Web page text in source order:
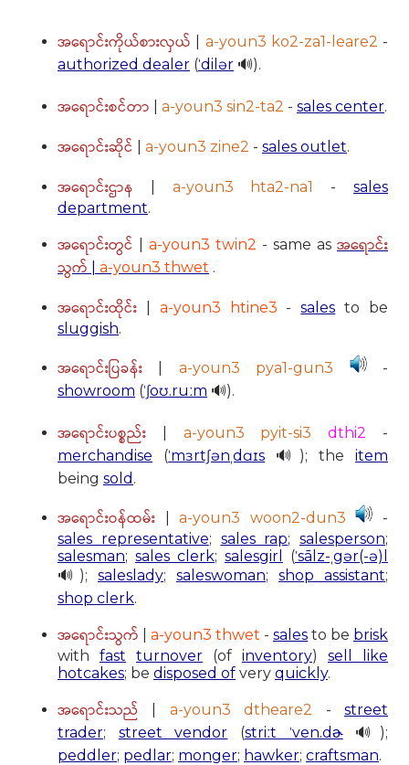
အရောင်းကိုယ်စားလှယ် a-youn3 ko2-za1-leare2 -
authorized dealer (ˈdilər 🔊).
အရောင်းစင်တာ a-youn3 sin2-ta2 - sales center.
အရောင်းဆိုင် a-youn3 zine2 - sales outlet.
အရောင်းဌာန a-youn3 hta2-na1 -sales
department.
အရောင်းတွင် a-youn3 twin2 - same as အရောင်း
သွက်
a-youn3 thwet .
အရောင်းထိုင်း a-youn3 htine3 -sales to be
sluggish.
အရောင်းပြခန်း a-youn3 pya1-gun3
-
showroom (ˈʃoʊ.ruːm 🔊).
အရောင်းပစ္စည်း a-youn3 pyit-si3 dthi2
-
merchandise (ˈmɜrtʃənˌdɑɪs 🔊); theitem
being sold .
အရောင်းဝန်ထမ်း |a-youn3 woon2-dun3
-
sales representative; sales rap; salesperson;
salesman; sales clerk; salesgirl (ˈsālz-ˌgər(-ə)l
🔊); saleslady; saleswoman; shop assistant;
shop clerk.
အရောင်းသွက် a-youn3 thwet - sales to be brisk
with fast turnover (of inventory) sell like
hotcakes; be disposed of very quickly.
အရောင်းသည် a-youn3 dtheare2 -street
trader; street vendor (striːt ˈven.dɚ🔊);
peddler; pedlar; monger; hawker; craftsman.